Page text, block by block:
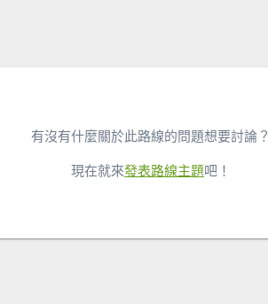
有沒有什麼關於此路線的問題想要討論？
現在就來發表路線主題吧！